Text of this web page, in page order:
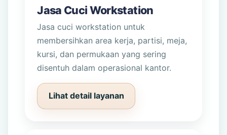
Jasa Cuci Workstation
Jasa cuci workstation untuk
membersihkan area kerja, partisi, meja,
kursi, dan permukaan yang sering
disentuh dalam operasional kantor.
Lihat detail layanan